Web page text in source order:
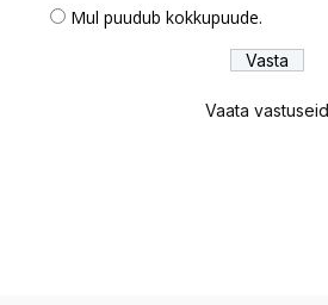
Mul puudub kokkupuude.
Vaata vastuseid